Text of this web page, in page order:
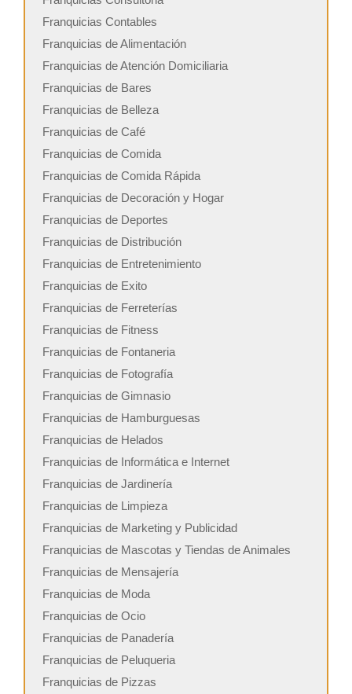
Franquicias Contables
Franquicias de Alimentación
Franquicias de Atención Domiciliaria
Franquicias de Bares
Franquicias de Belleza
Franquicias de Café
Franquicias de Comida
Franquicias de Comida Rápida
Franquicias de Decoración y Hogar
Franquicias de Deportes
Franquicias de Distribución
Franquicias de Entretenimiento
Franquicias de Exito
Franquicias de Ferreterías
Franquicias de Fitness
Franquicias de Fontaneria
Franquicias de Fotografía
Franquicias de Gimnasio
Franquicias de Hamburguesas
Franquicias de Helados
Franquicias de Informática e Internet
Franquicias de Jardinería
Franquicias de Limpieza
Franquicias de Marketing y Publicidad
Franquicias de Mascotas y Tiendas de Animales
Franquicias de Mensajería
Franquicias de Moda
Franquicias de Ocio
Franquicias de Panadería
Franquicias de Peluqueria
Franquicias de Pizzas